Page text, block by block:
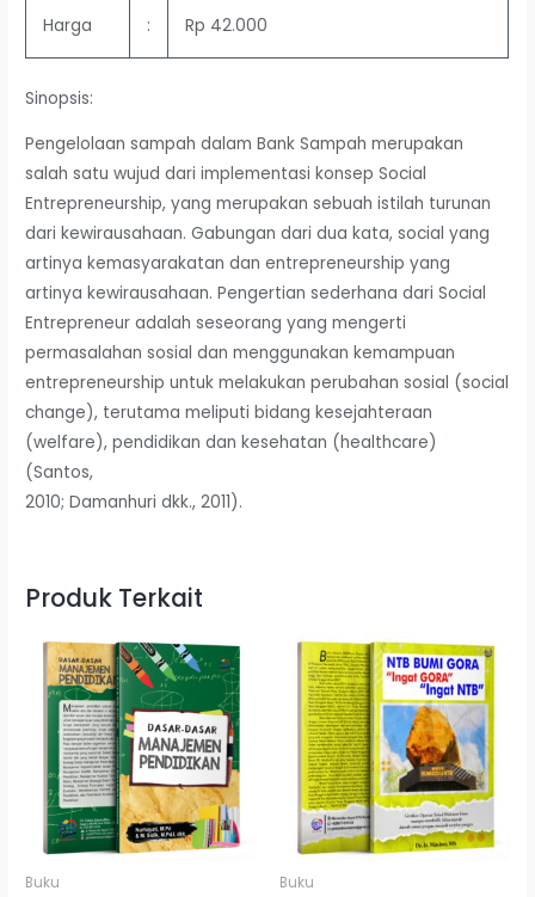
Harga : Rp 42.000
Sinopsis:
Pengelolaan sampah dalam Bank Sampah merupakan
salah satu wujud dari implementasi konsep Social
Entrepreneurship, yang merupakan sebuah istilah turunan
dari kewirausahaan. Gabungan dari dua kata, social yang
artinya kemasyarakatan dan entrepreneurship yang
artinya kewirausahaan. Pengertian sederhana dari Social
Entrepreneur adalah seseorang yang mengerti
permasalahan sosial dan menggunakan kemampuan
entrepreneurship untuk melakukan perubahan sosial (social
change), terutama meliputi bidang kesejahteraan
(welfare), pendidikan dan kesehatan (healthcare)
(Santos,
2010; Damanhuri dkk., 2011).
Produk Terkait
Buku Buku